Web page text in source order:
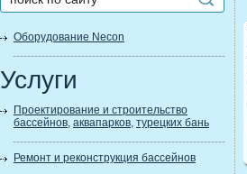
Оборудование Necon
Услуги
Проектирование и строительство
бассейнов, аквапарков, турецких бань
Ремонт и реконструкция бассейнов